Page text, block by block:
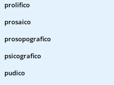
prolifico
prosaico
prosopografico
psicografico
pudico